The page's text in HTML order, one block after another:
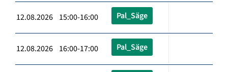
12.08.2026 15:00-16:00 Pal_Säge
12.08.2026 16:00-17:00 Pal_Säge